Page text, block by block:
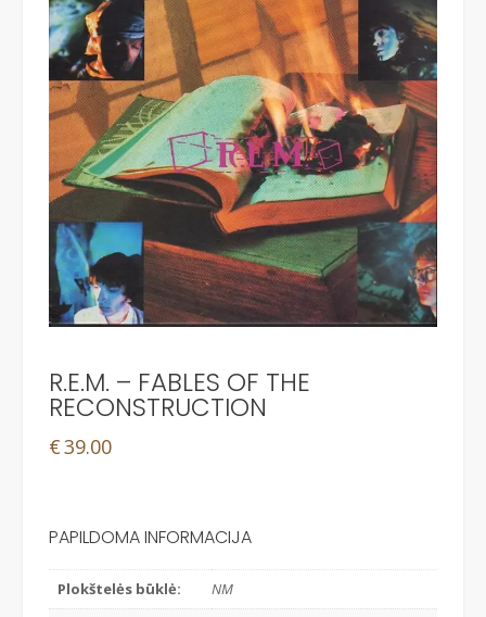
R.E.M. – FABLES OF THE
RECONSTRUCTION
€39.00
PAPILDOMA INFORMACIJA
Plokštelės būklė:
NM